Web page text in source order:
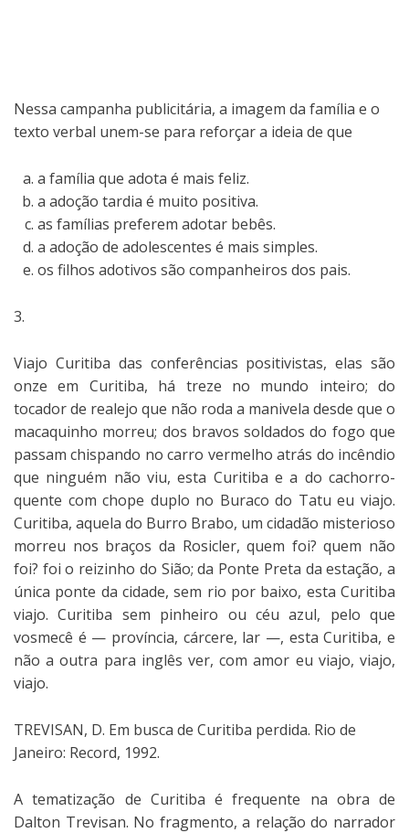
Nessa campanha publicitária, a imagem da família e o
texto verbal unem-se para reforçar a ideia de que
a família que adota é mais feliz.
a adoção tardia é muito positiva.
as famílias preferem adotar bebês.
a adoção de adolescentes é mais simples.
os filhos adotivos são companheiros dos pais.
3.
Viajo Curitiba das conferências positivistas, elas são
onze em Curitiba, há treze no mundo inteiro; do
tocador de realejo que não roda a manivela desde que o
macaquinho morreu; dos bravos soldados do fogo que
passam chispando no carro vermelho atrás do incêndio
que ninguém não viu, esta Curitiba e a do cachorro-
quente com chope duplo no Buraco do Tatu eu viajo.
Curitiba, aquela do Burro Brabo, um cidadão misterioso
morreu nos braços da Rosicler, quem foi? quem não
foi? foi o reizinho do Sião; da Ponte Preta da estação, a
única ponte da cidade, sem rio por baixo, esta Curitiba
viajo. Curitiba sem pinheiro ou céu azul, pelo que
vosmecê é — província, cárcere, lar —, esta Curitiba, e
não a outra para inglês ver, com amor eu viajo, viajo,
viajo.
TREVISAN, D. Em busca de Curitiba perdida. Rio de
Janeiro: Record, 1992.
A tematização de Curitiba é frequente na obra de
Dalton Trevisan. No fragmento, a relação do narrador